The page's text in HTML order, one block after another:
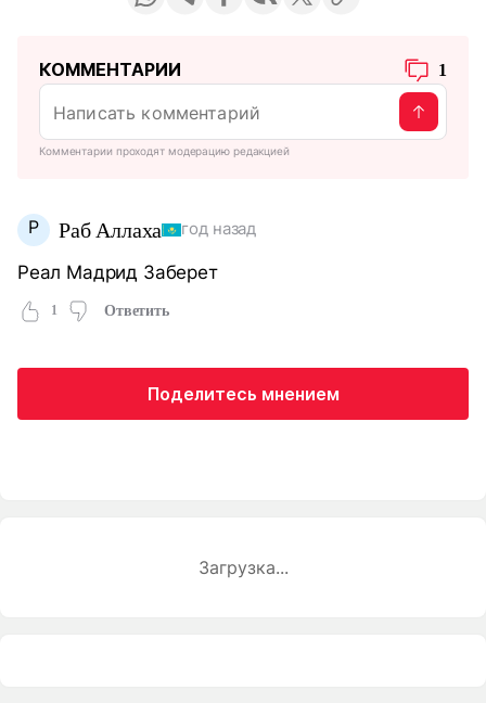
КОММЕНТАРИИ 1
Комментарии проходят модерацию редакцией
Р Раб Аллаха год назад
Реал Мадрид Заберет
1 Ответить
Поделитесь мнением
Загрузка...